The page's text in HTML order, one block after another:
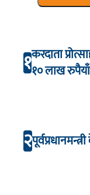
१करदाता
१० लाख
२